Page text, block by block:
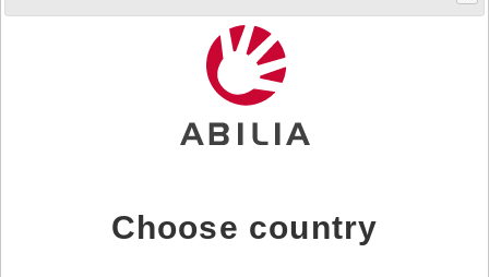
4G.
EpiSafe er en innendørsalarm som registrerer og varsler
når en person har et tonisk-klonisk epileptisk anfall med
muskelkramper. Sensoren bæres rundt håndleddet og
Produktet gir mulighet for å videresende alarmen til en t
Choose country